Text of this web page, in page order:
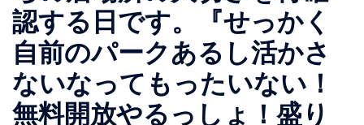
認する日です。『せっかく
自前のパークあるし活かさ
ないなってもったいない！
無料開放やるっしょ！盛り